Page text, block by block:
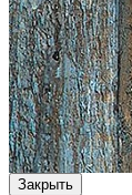
Закрыть